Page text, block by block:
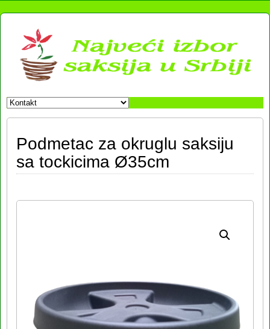
Podmetac za okruglu saksiju
sa tockicima Ø35cm